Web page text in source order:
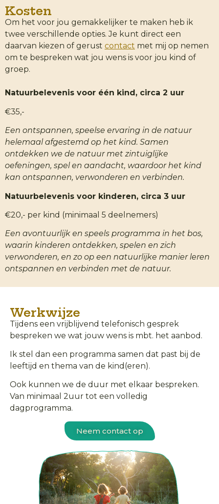
Kosten
Om het voor jou gemakkelijker te maken heb ik
twee verschillende opties. Je kunt direct een
daarvan kiezen of gerust contact met mij op nemen
om te bespreken wat jou wens is voor jou kind of
groep.
Natuurbelevenis voor één kind, circa 2 uur
€35,-
Een ontspannen, speelse ervaring in de natuur
helemaal afgestemd op het kind. Samen
ontdekken we de natuur met zintuiglijke
oefeningen, spel en aandacht, waardoor het kind
kan ontspannen, verwonderen en verbinden.
Natuurbelevenis voor kinderen, circa 3 uur
€20,- per kind (minimaal 5 deelnemers)
Een avontuurlijk en speels programma in het bos,
waarin kinderen ontdekken, spelen en zich
verwonderen, en zo op een natuurlijke manier leren
ontspannen en verbinden met de natuur.
Werkwijze
Tijdens een vrijblijvend telefonisch gesprek
bespreken we wat jouw wens is mbt. het aanbod.
Ik stel dan een programma samen dat past bij de
leeftijd en thema van de kind(eren).
Ook kunnen we de duur met elkaar bespreken.
Van minimaal 2uur tot een volledig
dagprogramma.
Neem contact op